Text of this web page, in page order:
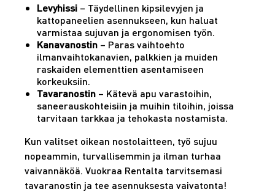
Levyhissi – Täydellinen kipsilevyjen ja
kattopaneelien asennukseen, kun haluat
varmistaa sujuvan ja ergonomisen työn.
Kanavanostin – Paras vaihtoehto
ilmanvaihtokanavien, palkkien ja muiden
raskaiden elementtien asentamiseen
korkeuksiin.
Tavaranostin – Kätevä apu varastoihin,
saneerauskohteisiin ja muihin tiloihin, joissa
tarvitaan tarkkaa ja tehokasta nostamista.
Kun valitset oikean nostolaitteen, työ sujuu
nopeammin, turvallisemmin ja ilman turhaa
vaivannäköä. Vuokraa Rentalta tarvitsemasi
tavaranostin ja tee asennuksesta vaivatonta!